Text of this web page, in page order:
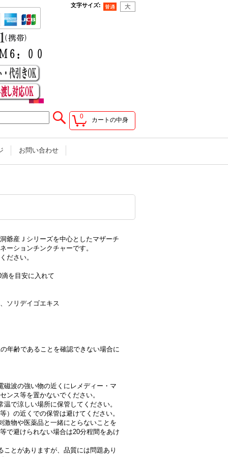
文字サイズ:
0 カートの中身
お問い合わせ
爺産Ｊシリーズを中心としたマザーチ
ーションチンクチャーです。
ださい。
を目安に入れて
ソリデイゴエキス
年齢であることを確認できない場合に
磁波の強い物の近くにレメディー・マ
ンス等を置かないでください。
で涼しい場所に保管してください。
）の近くでの保管は避けてください。
激物や医薬品と一緒にとらないことを
で避けられない場合は20分程間をあけ
とがありますが、品質には問題あり